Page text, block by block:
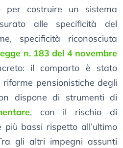
costruire un sistema
alle specificità del
specificità riconosciuta
n. 183 del 4 novembre
il comparto è stato
pensionistiche degli
dispone di strumenti di
, con il rischio di
più bassi rispetto all’ultimo
gli altri impegni assunti